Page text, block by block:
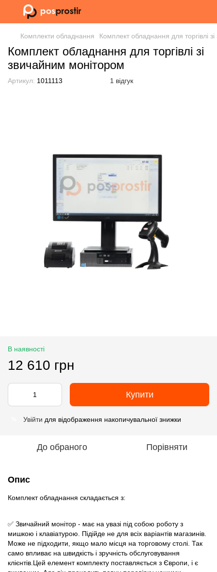
Комплекти обладнання Комплект обладнання для торгівлі
Комплект обладнання для торгівлі зі
звичайним монітором
Артикул: 1011113 1 відгук
В наявності
12 610 грн
Купити
Увійти для відображення накопичувальної знижки
До обраного Порівняти
Опис
Комплект обладнання складається з:
✅ Звичайний монітор - має на увазі під собою роботу з
мишкою і клавіатурою. Підійде не для всіх варіантів магазинів.
Може не підходити, якщо мало місця на торговому столі. Так
само впливає на швидкість і зручність обслуговування
клієнтів.Цей елемент комплекту поставляється з Європи, і є